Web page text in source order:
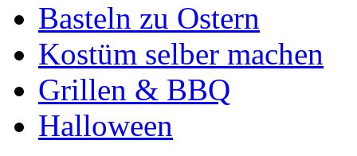
Basteln zu Ostern
Kostüm selber machen
Grillen & BBQ
Halloween